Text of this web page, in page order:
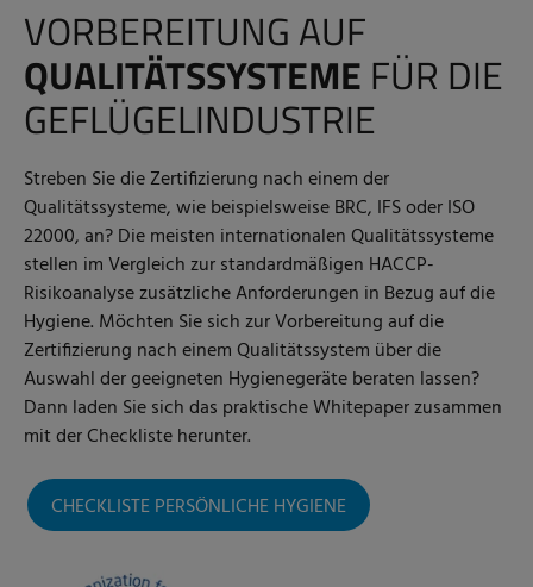
VORBEREITUNG AUF
QUALITÄTSSYSTEME FÜR DIE
GEFLÜGELINDUSTRIE
Streben Sie die Zertifizierung nach einem der
Qualitätssysteme, wie beispielsweise BRC, IFS oder ISO
22000, an? Die meisten internationalen Qualitätssysteme
stellen im Vergleich zur standardmäßigen HACCP-
Risikoanalyse zusätzliche Anforderungen in Bezug auf die
Hygiene. Möchten Sie sich zur Vorbereitung auf die
Zertifizierung nach einem Qualitätssystem über die
Auswahl der geeigneten Hygienegeräte beraten lassen?
Dann laden Sie sich das praktische Whitepaper zusammen
mit der Checkliste herunter.
CHECKLISTE PERSÖNLICHE HYGIENE